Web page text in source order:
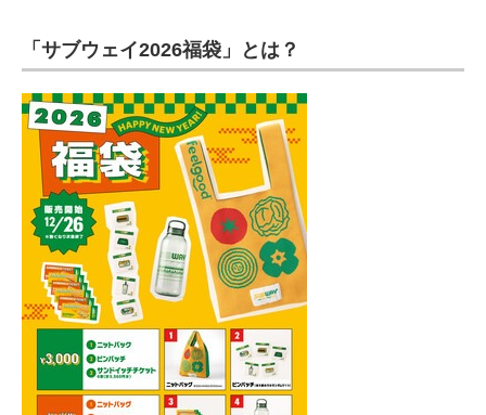
建設×テクノロジーの最前線
ちょっと気になるネットの話題
「サブウェイ2026福袋」とは？